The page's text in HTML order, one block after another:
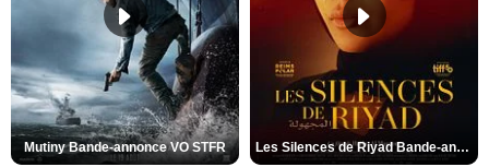
Mutiny Bande-annonce VO STFR Les Silences de Riyad Bande-annonce VO STFR